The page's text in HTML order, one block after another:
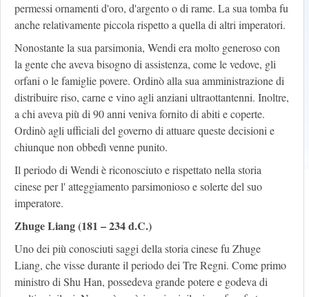
permessi ornamenti d'oro, d'argento o di rame. La sua tomba fu
anche relativamente piccola rispetto a quella di altri imperatori.
Nonostante la sua parsimonia, Wendi era molto generoso con
la gente che aveva bisogno di assistenza, come le vedove, gli
orfani o le famiglie povere. Ordinò alla sua amministrazione di
distribuire riso, carne e vino agli anziani ultraottantenni. Inoltre,
a chi aveva più di 90 anni veniva fornito di abiti e coperte.
Ordinò agli ufficiali del governo di attuare queste decisioni e
chiunque non obbedì venne punito.
Il periodo di Wendi è riconosciuto e rispettato nella storia
cinese per l' atteggiamento parsimonioso e solerte del suo
imperatore.
Zhuge Liang (181 – 234 d.C.)
Uno dei più conosciuti saggi della storia cinese fu Zhuge
Liang, che visse durante il periodo dei Tre Regni. Come primo
ministro di Shu Han, possedeva grande potere e godeva di